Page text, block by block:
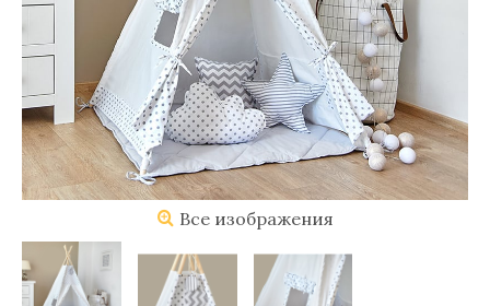
Все изображения